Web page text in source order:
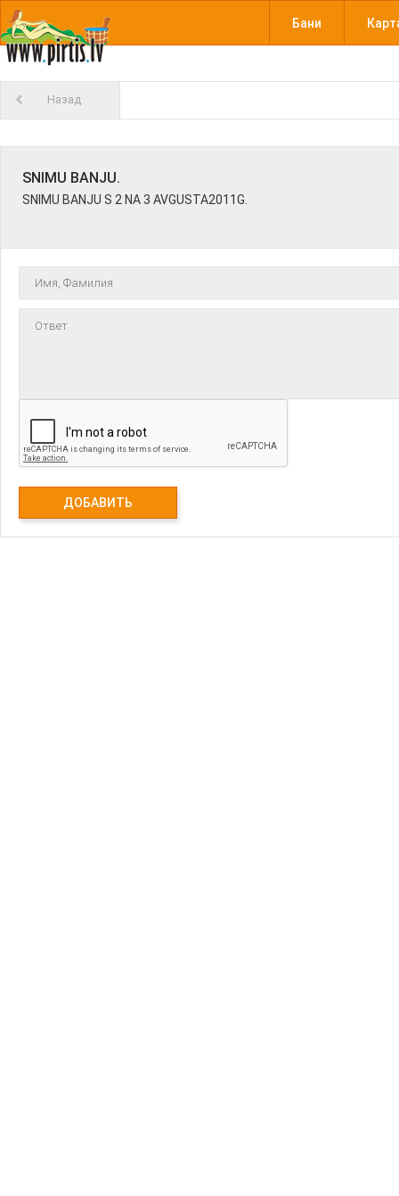
Бани
Назад
SNIMU BANJU.
SNIMU BANJU S 2 NA 3 AVGUSTA2011G.